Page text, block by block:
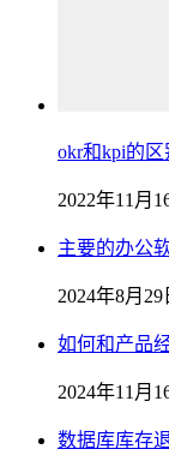
okr和kpi的
2022年11月
主要的办公
2024年8月29
如何和产品
2024年11月
数据库库存